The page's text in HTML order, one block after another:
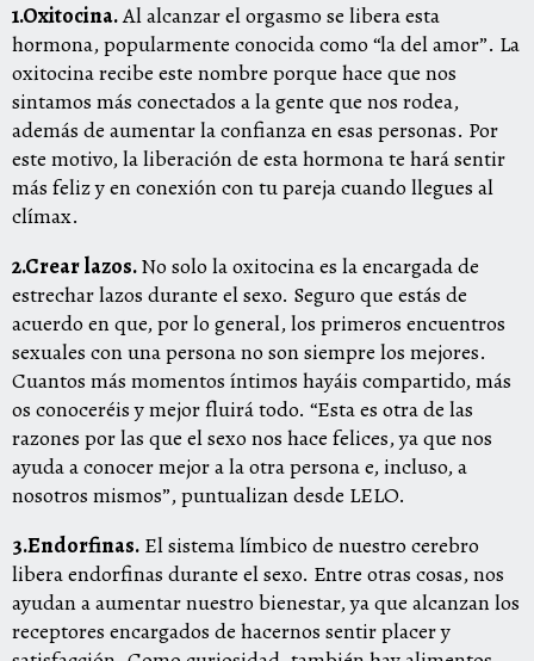
1.Oxitocina.Al alcanzar el orgasmo se libera esta
hormona, popularmente conocida como “la del amor”. La
oxitocina recibe este nombre porque hace que nos
sintamos más conectados a la gente que nos rodea,
además de aumentar la confianza en esas personas. Por
este motivo, la liberación de esta hormona te hará sentir
más feliz y en conexión con tu pareja cuando llegues al
clímax.
2.Crear lazos.No solo la oxitocina es la encargada de
estrechar lazos durante el sexo. Seguro que estás de
acuerdo en que, por lo general, los primeros encuentros
sexuales con una persona no son siempre los mejores.
Cuantos más momentos íntimos hayáis compartido, más
os conoceréis y mejor fluirá todo. “Esta es otra de las
razones por las que el sexo nos hace felices, ya que nos
ayuda a conocer mejor a la otra persona e, incluso, a
nosotros mismos”, puntualizan desde LELO.
3.Endorfinas. El sistema límbico de nuestro cerebro
libera endorfinas durante el sexo. Entre otras cosas, nos
ayudan a aumentar nuestro bienestar, ya que alcanzan los
receptores encargados de hacernos sentir placer y